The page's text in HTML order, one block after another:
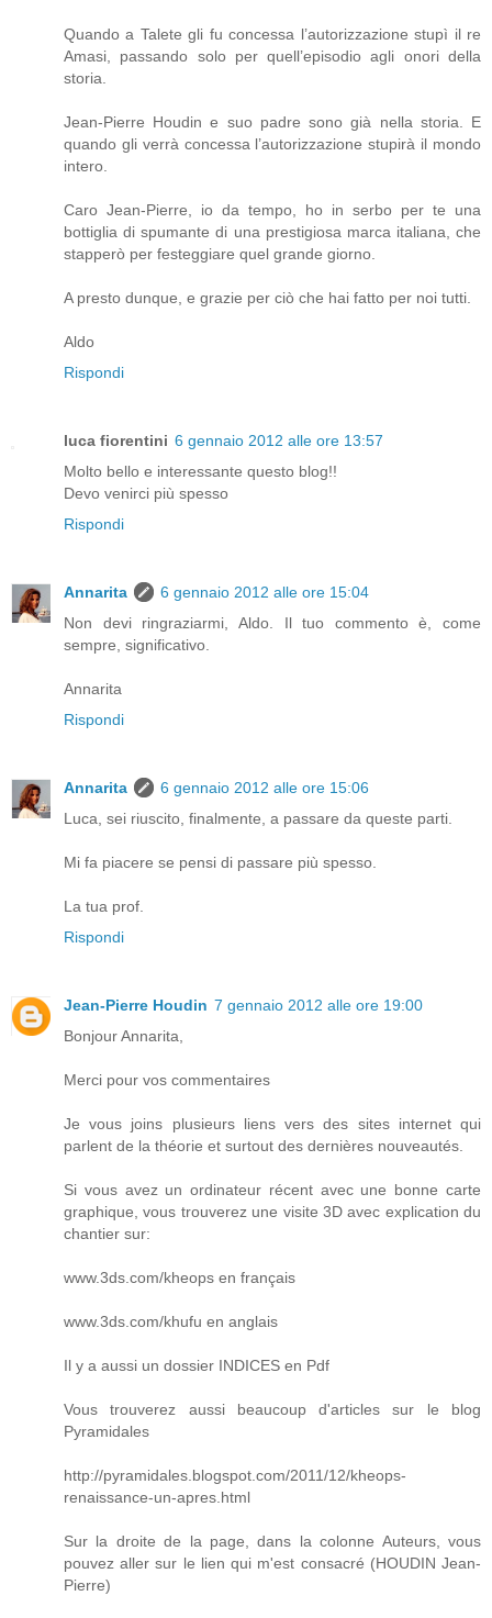
Quando a Talete gli fu concessa l’autorizzazione stupì il re
Amasi, passando solo per quell’episodio agli onori della
storia.
Jean-Pierre Houdin e suo padre sono già nella storia. E
quando gli verrà concessa l’autorizzazione stupirà il mondo
intero.
Caro Jean-Pierre, io da tempo, ho in serbo per te una
bottiglia di spumante di una prestigiosa marca italiana, che
stapperò per festeggiare quel grande giorno.
A presto dunque, e grazie per ciò che hai fatto per noi tutti.
Aldo
Rispondi
luca fiorentini 6 gennaio 2012 alle ore 13:57
Molto bello e interessante questo blog!!
Devo venirci più spesso
Rispondi
Annarita
6 gennaio 2012 alle ore 15:04
Non devi ringraziarmi, Aldo. Il tuo commento è, come
sempre, significativo.
Annarita
Rispondi
Annarita
6 gennaio 2012 alle ore 15:06
Luca, sei riuscito, finalmente, a passare da queste parti.
Mi fa piacere se pensi di passare più spesso.
La tua prof.
Rispondi
Jean-Pierre Houdin 7 gennaio 2012 alle ore 19:00
Bonjour Annarita,
Merci pour vos commentaires
Je vous joins plusieurs liens vers des sites internet qui
parlent de la théorie et surtout des dernières nouveautés.
Si vous avez un ordinateur récent avec une bonne carte
graphique, vous trouverez une visite 3D avec explication du
chantier sur:
www.3ds.com/kheops en français
www.3ds.com/khufu en anglais
Il y a aussi un dossier INDICES en Pdf
Vous trouverez aussi beaucoup d'articles sur le blog
Pyramidales
http://pyramidales.blogspot.com/2011/12/kheops-
renaissance-un-apres.html
Sur la droite de la page, dans la colonne Auteurs, vous
pouvez aller sur le lien qui m'est consacré (HOUDIN Jean-
Pierre)